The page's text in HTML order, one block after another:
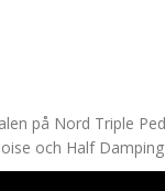
på Nord Triple
och Half